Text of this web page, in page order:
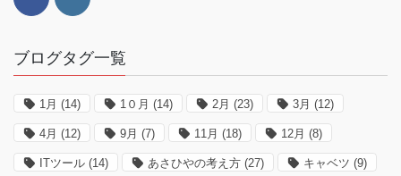
ブログタグ一覧
1月 (14) 1０月 (14) 2月 (23) 3月 (12)
4月 (12) 9月 (7) 11月 (18) 12月 (8)
ITツール (14) あさひやの考え方 (27) キャベツ (9)